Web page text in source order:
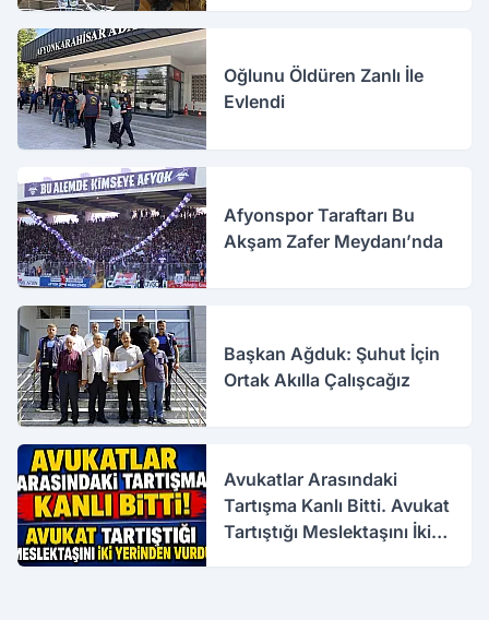
Oğlunu Öldüren Zanlı İle
Evlendi
Afyonspor Taraftarı Bu
Akşam Zafer Meydanı’nda
Başkan Ağduk: Şuhut İçin
Ortak Akılla Çalışcağız
Avukatlar Arasındaki
Tartışma Kanlı Bitti. Avukat
Tartıştığı Meslektaşını İki